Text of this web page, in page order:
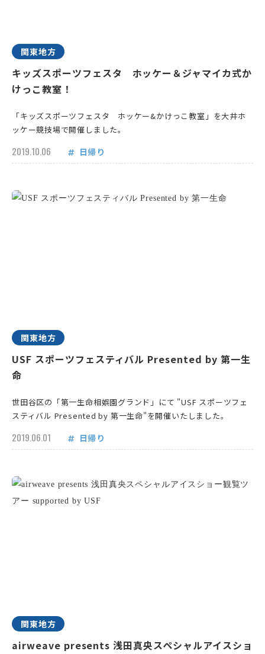
関東地方
キッズスポーツフェスタ ホッケー＆ジャマイカ式か
けっこ教室！
「キッズスポーツフェスタ ホッケー&かけっこ教室」を大井ホ
ッケー競技場で開催しました。
2019.10.06 日帰り
関東地方
USF スポーツフェスティバル Presented by 第一生
命
世田谷区の「第一生命相娯園グランド」にて "USF スポーツフェ
スティバル Presented by 第一生命"を開催いたしました。
2019.06.01 日帰り
関東地方
airweave presents 浅田真央スペシャルアイスショ